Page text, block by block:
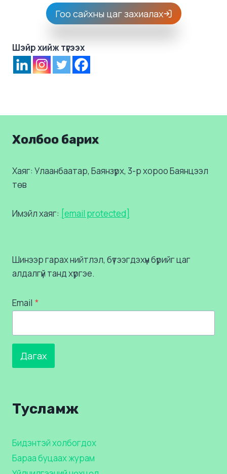
Гоо сайхны цаг захиалах
Шэйр хийж түгээх
Холбоо барих
Хаяг: Улаанбаатар, Баянзүрх, 3-р хороо Баянцээл
төв
Имэйл хаяг: [email protected]
Шинээр гарах нийтлэл, бүтээгдэхүүн бүрийг цаг
алдалгүй танд хүргэе.
Email *
Дагах
Тусламж
Бидэнтэй холбогдох
Бараа буцаах журам